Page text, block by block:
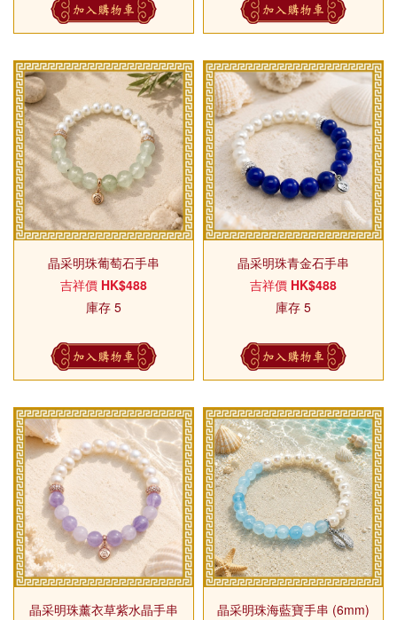
加入購物車 加入購物車
晶采明珠葡萄石手串
吉祥價 HK$488
庫存 5
加入購物車
晶采明珠青金石手串
吉祥價 HK$488
庫存 5
加入購物車
晶采明珠薰衣草紫水晶手串
晶采明珠海藍寶手串 (6mm)